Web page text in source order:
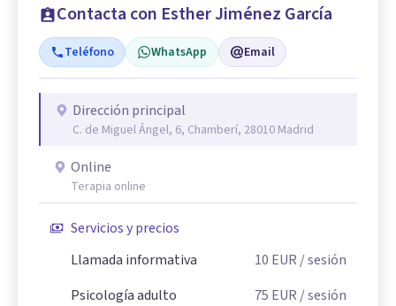
Contacta con Esther Jiménez García
Teléfono WhatsApp Email
Dirección principal
C. de Miguel Ángel, 6, Chamberí, 28010 Madrid
Online
Terapia online
Servicios y precios
Llamada informativa
10 EUR / sesión
Psicología adulto
75 EUR / sesión